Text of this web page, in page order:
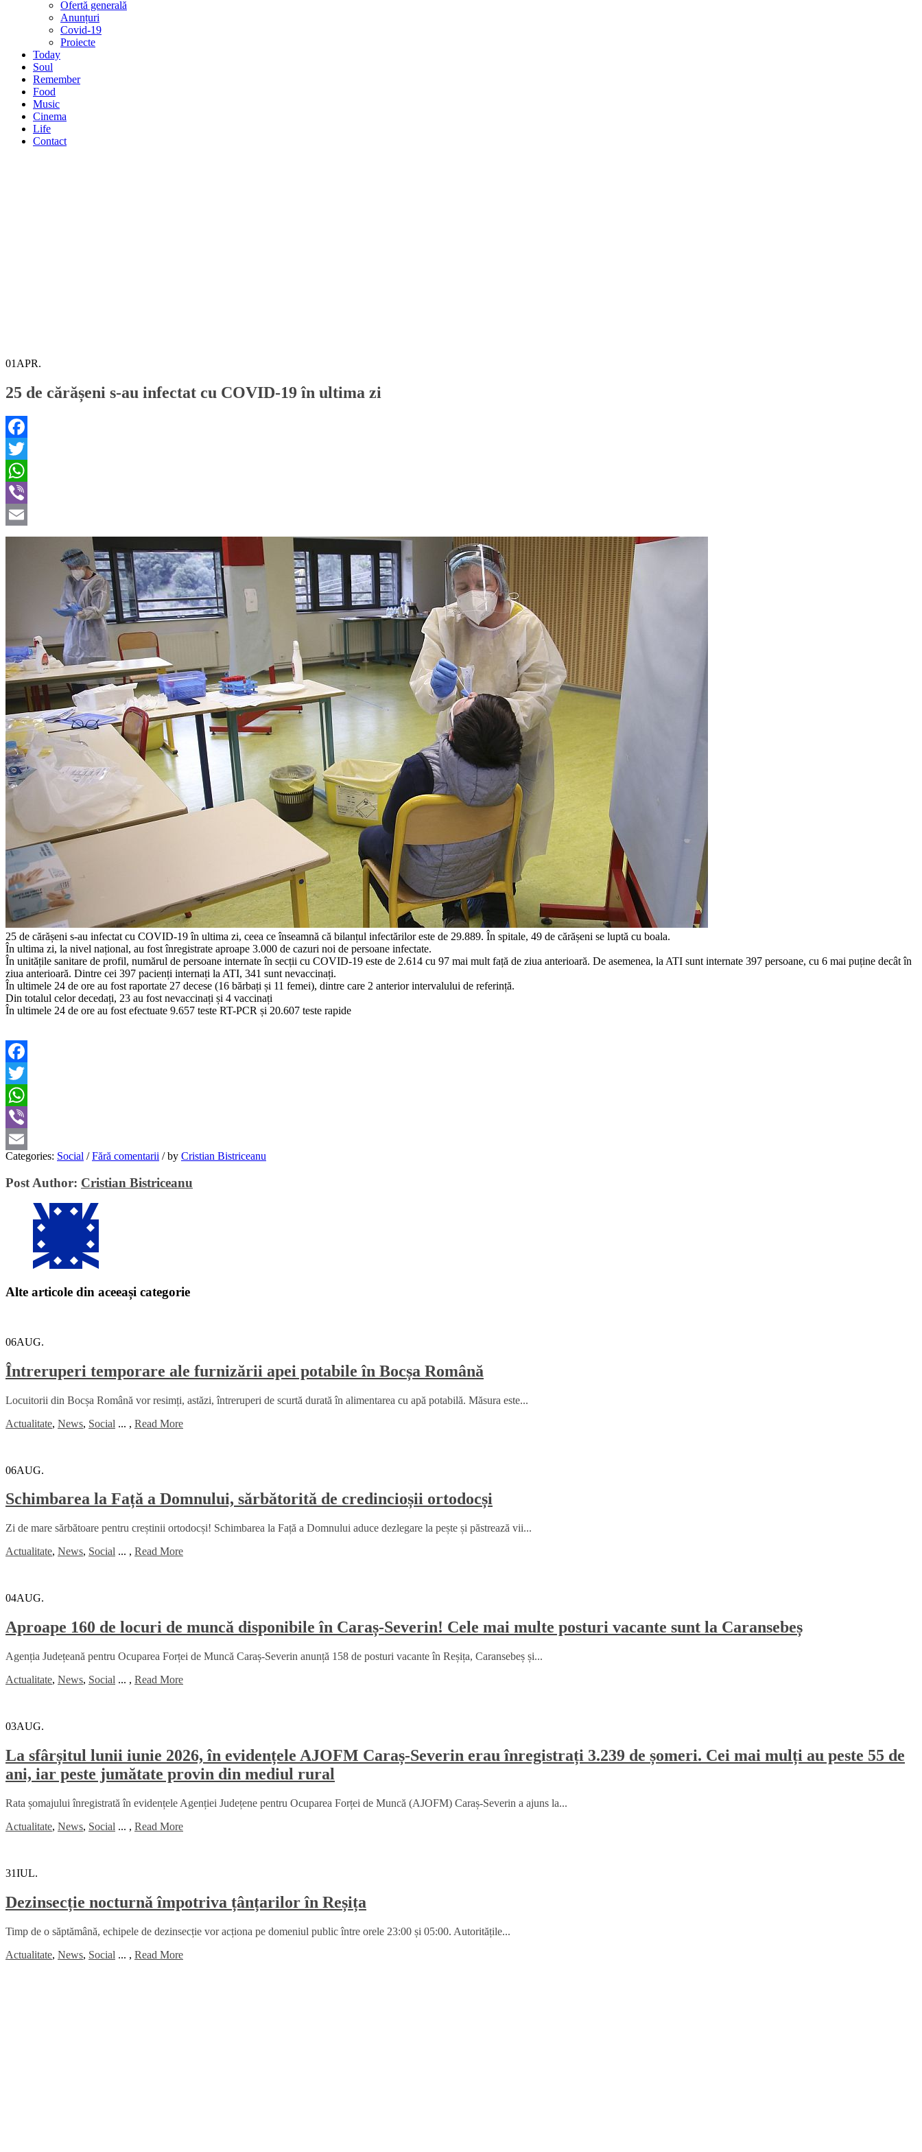
Ofertă generală
Anunțuri
Covid-19
Proiecte
Today
Soul
Remember
Food
Music
Cinema
Life
Contact
01 APR.
25 de cărășeni s-au infectat cu COVID-19 în ultima zi
Facebook
Twitter
WhatsApp
Viber
Email
25 de cărășeni s-au infectat cu COVID-19 în ultima zi, ceea ce înseamnă că bilanțul infectărilor este de 29.889. În spitale, 49 de cărășeni se luptă cu boala.
În ultima zi, la nivel național, au fost înregistrate aproape 3.000 de cazuri noi de persoane infectate.
În unitățile sanitare de profil, numărul de persoane internate în secții cu COVID-19 este de 2.614 cu 97 mai mult față de ziua anterioară. De asemenea, la ATI sunt internate 397 persoane, cu 6 mai puține decât în
ziua anterioară. Dintre cei 397 pacienți internați la ATI, 341 sunt nevaccinați.
În ultimele 24 de ore au fost raportate 27 decese (16 bărbați și 11 femei), dintre care 2 anterior intervalului de referință.
Din totalul celor decedați, 23 au fost nevaccinați și 4 vaccinați
În ultimele 24 de ore au fost efectuate 9.657 teste RT-PCR și 20.607 teste rapide
Facebook
Twitter
WhatsApp
Viber
Email
Categories: Social / Fără comentarii /by Cristian Bistriceanu
Post Author: Cristian Bistriceanu
Alte articole din aceeași categorie
06AUG.
Întreruperi temporare ale furnizării apei potabile în Bocșa Română
Locuitorii din Bocșa Română vor resimți, astăzi, întreruperi de scurtă durată în alimentarea cu apă potabilă. Măsura este...
Actualitate, News, Social ... , Read More
06AUG.
Schimbarea la Față a Domnului, sărbătorită de credincioșii ortodocși
Zi de mare sărbătoare pentru creștinii ortodocși! Schimbarea la Față a Domnului aduce dezlegare la pește și păstrează vii...
Actualitate, News, Social ... , Read More
04AUG.
Aproape 160 de locuri de muncă disponibile în Caraș-Severin! Cele mai multe posturi vacante sunt la Caransebeș
Agenția Județeană pentru Ocuparea Forței de Muncă Caraș-Severin anunță 158 de posturi vacante în Reșița, Caransebeș și...
Actualitate, News, Social ... , Read More
03AUG.
La sfârșitul lunii iunie 2026, în evidențele AJOFM Caraș-Severin erau înregistrați 3.239 de șomeri. Cei mai mulți au peste 55 de
ani, iar peste jumătate provin din mediul rural
Rata șomajului înregistrată în evidențele Agenției Județene pentru Ocuparea Forței de Muncă (AJOFM) Caraș-Severin a ajuns la...
Actualitate, News, Social ... , Read More
31IUL.
Dezinsecție nocturnă împotriva țânțarilor în Reșița
Timp de o săptămână, echipele de dezinsecție vor acționa pe domeniul public între orele 23:00 și 05:00. Autoritățile...
Actualitate, News, Social ... , Read More